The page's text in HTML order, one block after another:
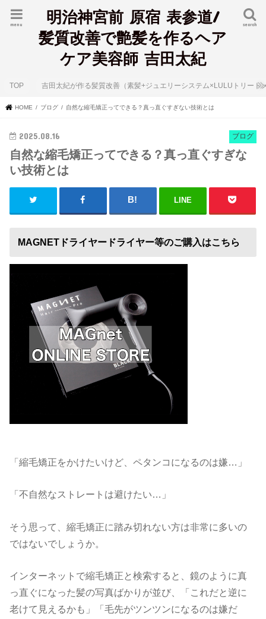
明治神宮前 原宿 表参道/
髪質改善で艶髪を作るヘア
ケア美容師 吉田太紀
search
menu
TOP 吉田太紀が作る髪質改善（素髪+ジュエリーシステム×LULUトリート
HOME ブログ 自然な縮毛矯正ってできる？真っ直ぐすぎない技術とは
ブログ
2025.08.16
自然な縮毛矯正ってできる？真っ直ぐすぎな
い技術とは
LINE
MAGNETドライヤードライヤー等のご購入はこちら
「縮毛矯正をかけたいけど、ペタンコになるのは嫌… 」
「不自然なストレートは避けたい… 」
そう思って、縮毛矯正に踏み切れない方は非常に多いの
ではないでしょうか。
インターネットで縮毛矯正と検索すると、鏡のように真
っ直ぐになった髪の写真ばかりが並び、「これだと逆に
老けて見えるかも」「毛先がツンツンになるのは嫌だ